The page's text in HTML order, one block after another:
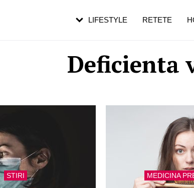
Deficienta
STIRI MEDICINA
LIFESTYLE RETETE
pe măsură ce înaintezi în vârstă
de